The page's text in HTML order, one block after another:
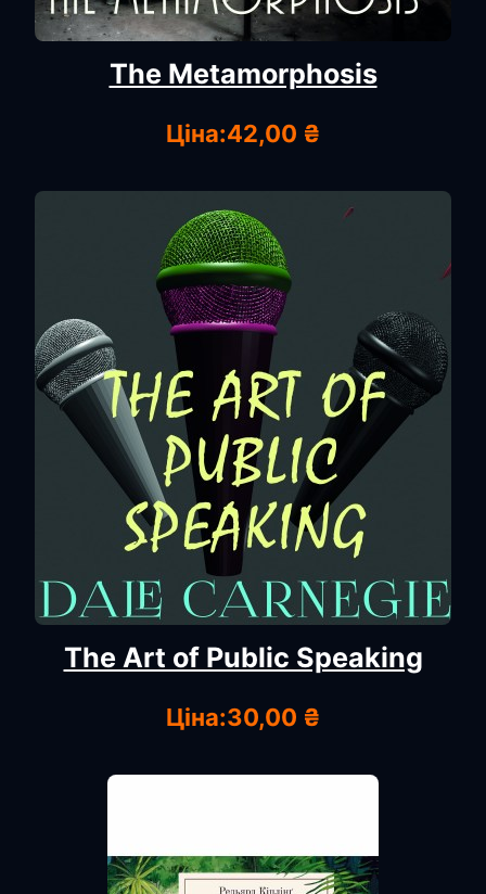
The Metamorphosis
Ціна:42,00 ₴
The Art of Public Speaking
Ціна:30,00 ₴